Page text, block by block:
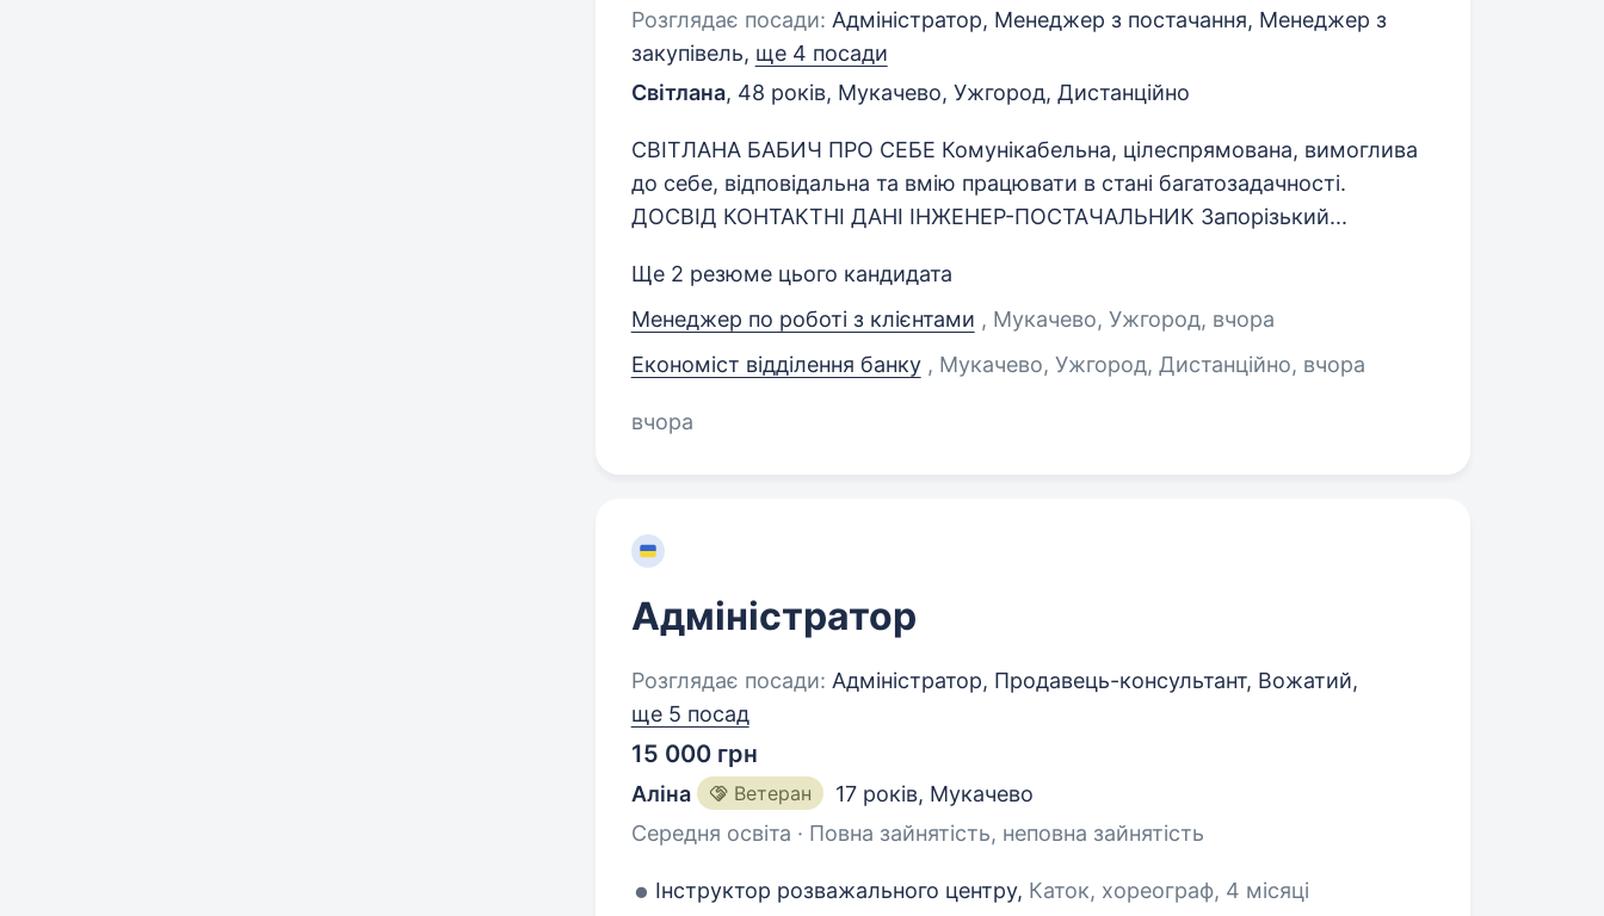
Розглядає посади: Адміністратор, Менеджер з постачання, Менеджер з
закупівель, ще 4 посади
Світлана, 48 років, Мукачево, Ужгород, Дистанційно
СВІТЛАНА БАБИЧ ПРО СЕБЕ Комунікабельна, цілеспрямована, вимоглива
до себе, відповідальна та вмію працювати в стані багатозадачності.
ДОСВІД КОНТАКТНІ ДАНІ ІНЖЕНЕР-ПОСТАЧАЛЬНИК Запорізький...
Ще 2 резюме цього кандидата
Менеджер по роботі з клієнтами , Мукачево, Ужгород, вчора
Економіст відділення банку , Мукачево, Ужгород, Дистанційно, вчора
вчора
Адміністратор
Розглядає посади: Адміністратор, Продавець-консультант, Вожатий,
ще 5 посад
15 000 грн
Аліна Ветеран 17 років, Мукачево
Середня освіта · Повна зайнятість, неповна зайнятість
Інструктор розважального центру, Каток, хореограф, 4 місяці